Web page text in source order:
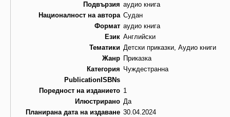
Подвързия аудио книга
Националност на автора Судан
Формат аудио книга
Език Английски
Тематики Детски приказки, Аудио книги
Жанр Приказка
Категория Чуждестранна
PublicationISBNs
Поредност на изданието 1
Илюстрирано Да
Планирана дата на издаване 30.04.2024